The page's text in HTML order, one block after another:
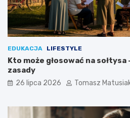
EDUKACJA LIFESTYLE
Kto może głosować na
zasady
26 lipca 2026 Tomasz